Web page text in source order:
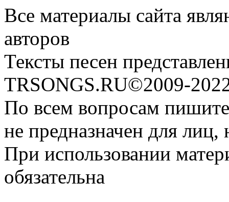
Все материалы сайта
авторов
Тексты песен
TRSONGS.RU©2009-
По всем вопросам
не предназначен для
При использовании
обязательна